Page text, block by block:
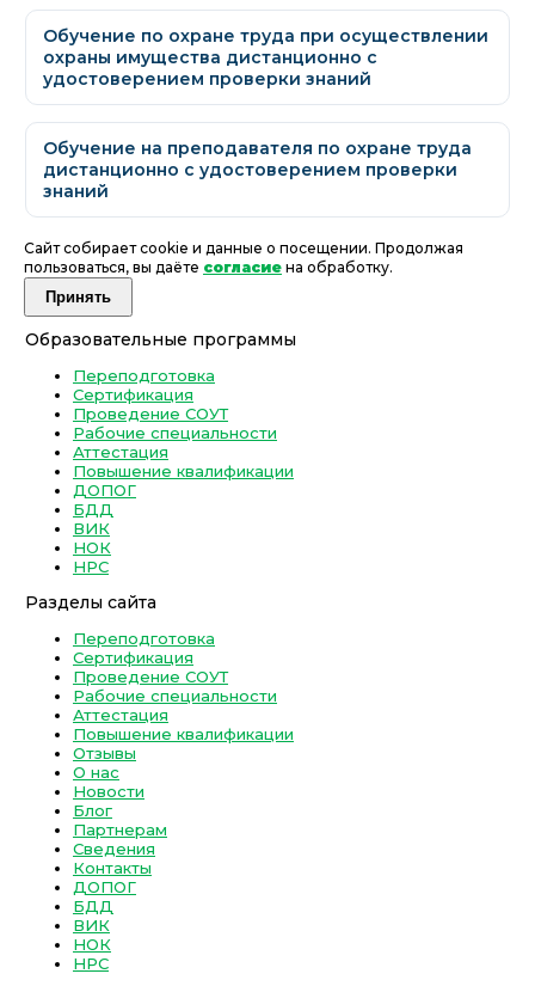
Обучение по охране труда при осуществлении
охраны имущества дистанционно с
удостоверением проверки знаний
Обучение на преподавателя по охране труда
дистанционно с удостоверением проверки
знаний
Сайт собирает cookie и данные о посещении. Продолжая
пользоваться, вы даёте согласие на обработку.
Принять
Образовательные программы
Переподготовка
Сертификация
Проведение СОУТ
Рабочие специальности
Аттестация
Повышение квалификации
ДОПОГ
БДД
ВИК
НОК
НРС
Разделы сайта
Переподготовка
Сертификация
Проведение СОУТ
Рабочие специальности
Аттестация
Повышение квалификации
Отзывы
О нас
Новости
Блог
Партнерам
Сведения
Контакты
ДОПОГ
БДД
ВИК
НОК
НРС